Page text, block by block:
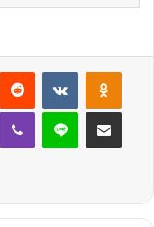
Reddit VKontakte
Viber Line E-Posta ile